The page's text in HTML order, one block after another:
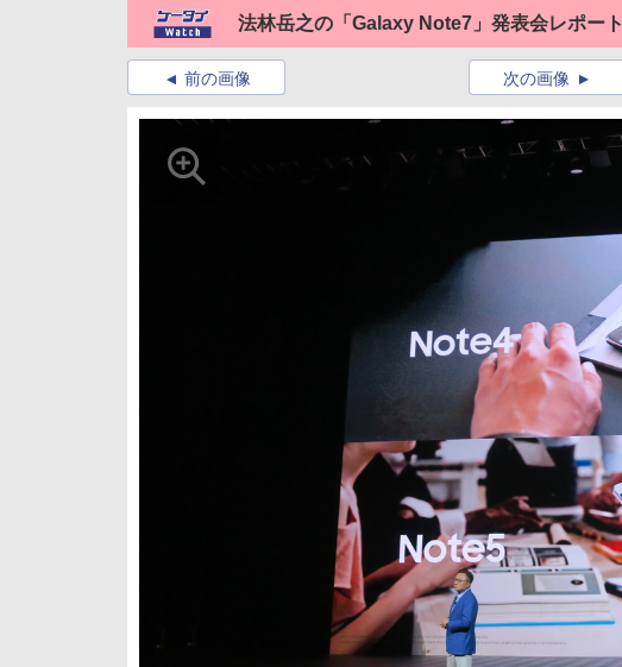
法林岳之の「Galaxy Note7」発表会レポート
前の画像 次の画像